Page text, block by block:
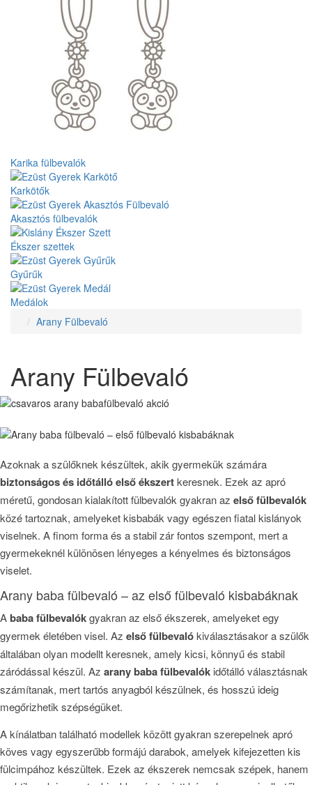
Karika fülbevalók
Karkötők
Akasztós fülbevalók
Ékszer szettek
Gyűrűk
Medálok
Arany Fülbevaló
Arany Fülbevaló
Azoknak a szülőknek készültek, akik gyermekük számára
biztonságos és időtálló első ékszertkeresnek. Ezek az apró
méretű, gondosan kialakított fülbevalók gyakran az első fülbevalók
közé tartoznak, amelyeket kisbabák vagy egészen fiatal kislányok
viselnek. A finom forma és a stabil zár fontos szempont, mert a
gyermekeknél különösen lényeges a kényelmes és biztonságos
viselet.
Arany baba fülbevaló – az első fülbevaló kisbabáknak
A baba fülbevalókgyakran az első ékszerek, amelyeket egy
gyermek életében visel. Az első fülbevalókiválasztásakor a szülők
általában olyan modellt keresnek, amely kicsi, könnyű és stabil
záródással készül. Az arany baba fülbevalók időtálló választásnak
számítanak, mert tartós anyagból készülnek, és hosszú ideig
megőrizhetik szépségüket.
A kínálatban található modellek között gyakran szerepelnek apró
köves vagy egyszerűbb formájú darabok, amelyek kifejezetten kis
fülcimpához készültek. Ezek az ékszerek nemcsak szépek, hanem